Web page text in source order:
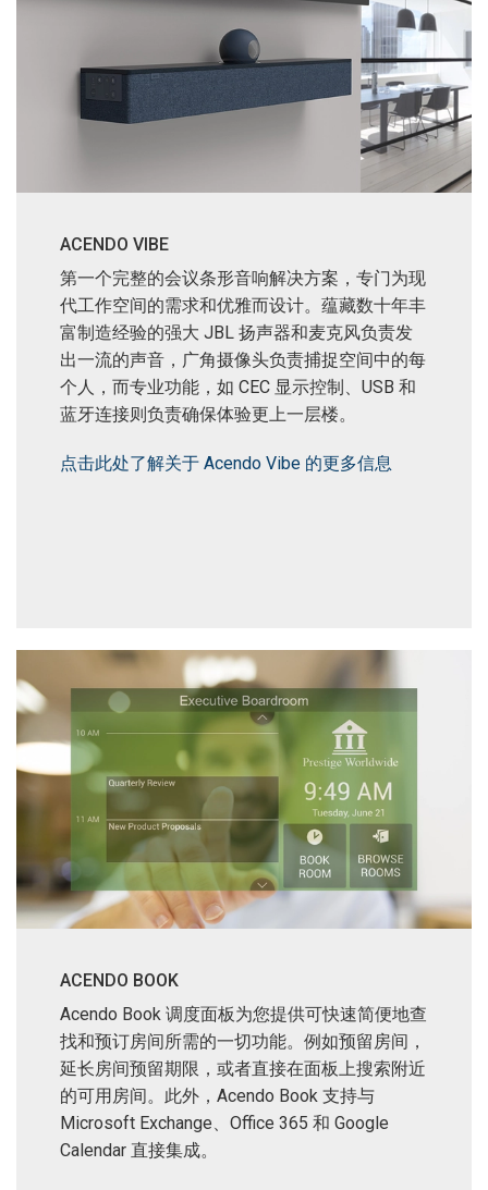
ACENDO VIBE
第一个完整的会议条形音响解决方案，专门为现
代工作空间的需求和优雅而设计。蕴藏数十年丰
富制造经验的强大 JBL 扬声器和麦克风负责发
出一流的声音，广角摄像头负责捕捉空间中的每
个人，而专业功能，如 CEC 显示控制、USB 和
蓝牙连接则负责确保体验更上一层楼。
点击此处了解关于 Acendo Vibe 的更多信息
ACENDO BOOK
Acendo Book 调度面板为您提供可快速简便地查
找和预订房间所需的一切功能。例如预留房间，
延长房间预留期限，或者直接在面板上搜索附近
的可用房间。此外，Acendo Book 支持与
Microsoft Exchange、Office 365 和 Google
Calendar 直接集成。